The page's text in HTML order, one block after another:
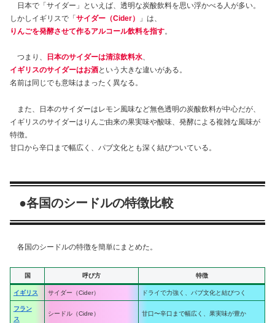
日本で「サイダー」といえば、透明な炭酸飲料を思い浮かべる人が多い。
しかしイギリスで「サイダー（Cider）
」は、
りんごを発酵させて作るアルコール飲料を指す。
つまり、 日本のサイダーは清涼飲料水、
イギリスのサイダーはお酒という大きな違いがある。
名前は同じでも意味はまったく異なる。
また、日本のサイダーはレモン風味など無色透明の炭酸飲料が中心だが、
イギリスのサイダーはりんご由来の果実味や酸味、発酵による複雑な風味が
特徴。
甘口から辛口まで幅広く、パブ文化とも深く結びついている。
●各国のシードルの特徴比較
各国のシードルの特徴を簡単にまとめた。
国 呼び方 特徴
イギリス サイダー（Cider） ドライで力強く、パブ文化と結びつく
フラン
ス
シードル（Cidre） 甘口〜辛口まで幅広く、果実味が豊か